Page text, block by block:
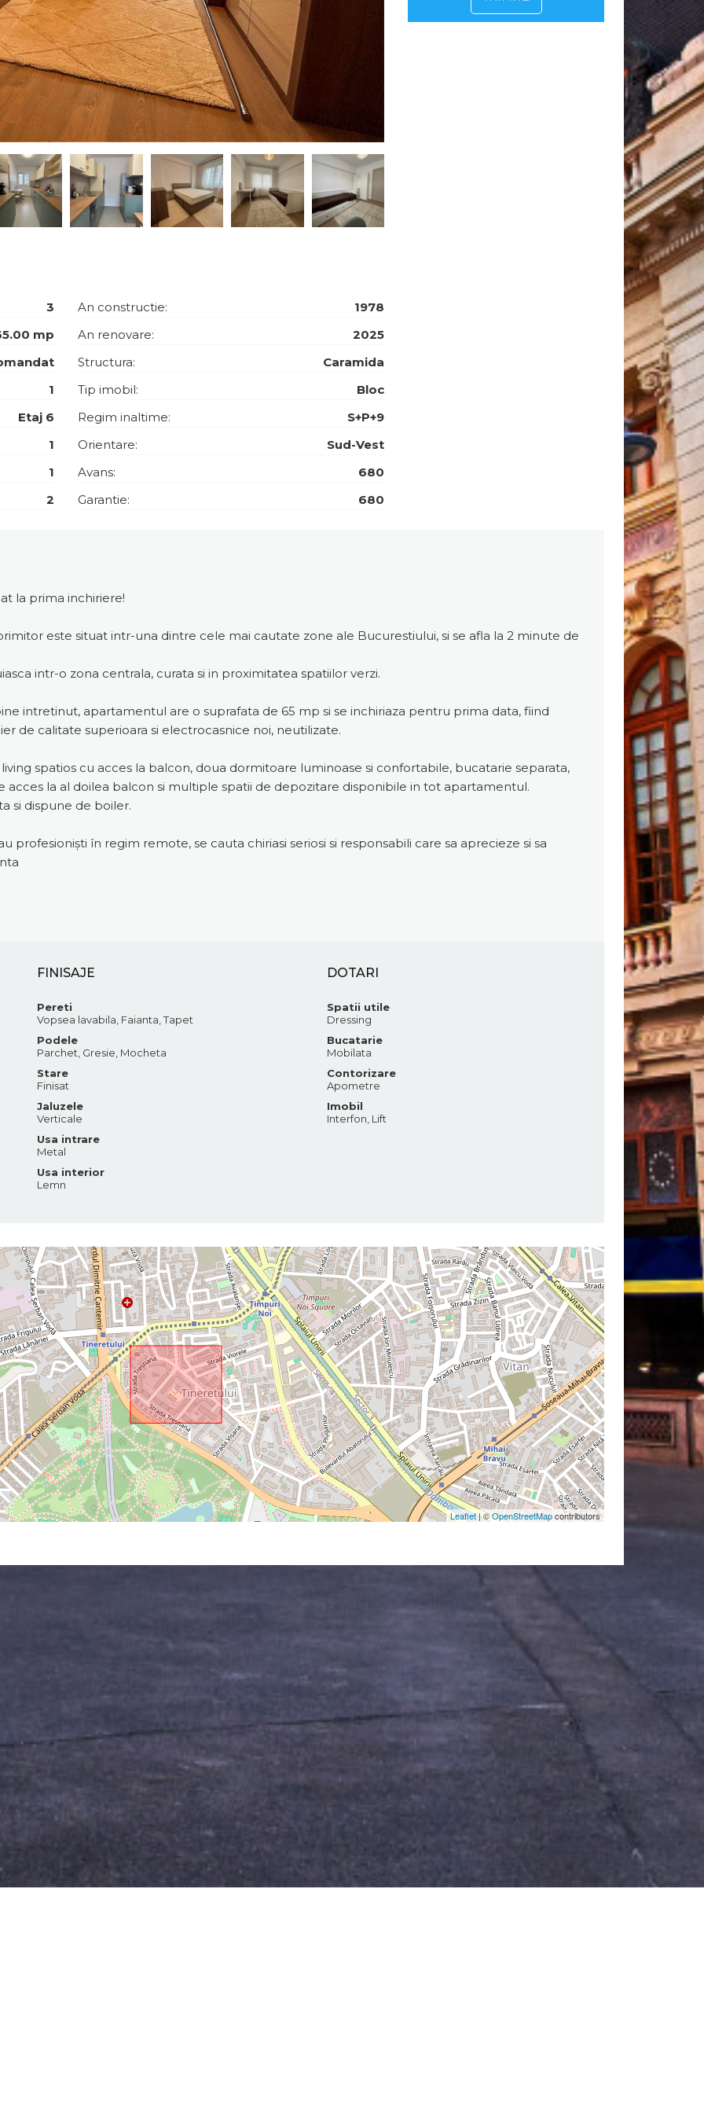
3
mp
1
Etaj 6
1
1
2
An constructie:
1978
An renovare:
2025
Structura:
Caramida
Tip imobil:
Bloc
Regim inaltime:
S+P+9
Orientare:
Sud-Vest
Avans:
680
Garantie:
680
la prima inchiriere!
este situat intr-una dintre cele mai cautate zone ale Bucurestiului, si se afla la 2 minute de
intr-o zona centrala, curata si in proximitatea spatiilor verzi.
intretinut, apartamentul are o suprafata de 65 mp si se inchiriaza pentru prima data, fiind
de calitate superioara si electrocasnice noi, neutilizate.
spatios cu acces la balcon, doua dormitoare luminoase si confortabile, bucatarie separata,
acces la al doilea balcon si multiple spatii de depozitare disponibile in tot apartamentul.
si dispune de boiler.
profesioniști în regim remote, se cauta chiriasi seriosi si responsabili care sa aprecieze si sa
FINISAJE
Pereti
Vopsea lavabila, Faianta, Tapet
Podele
Parchet, Gresie, Mocheta
Stare
Finisat
Jaluzele
Verticale
Usa intrare
Metal
Usa interior
Lemn
DOTARI
Spatii utile
Dressing
Bucatarie
Mobilata
Contorizare
Apometre
Imobil
Interfon, Lift
Leaflet| ©OpenStreetMapcontributors